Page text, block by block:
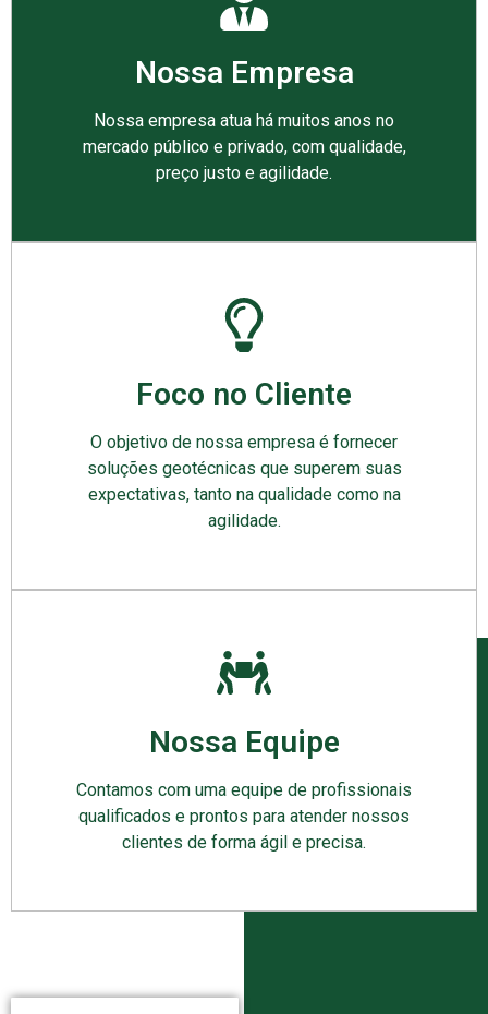
Nossa Empresa
Nossa empresa atua há muitos anos no
mercado público e privado, com qualidade,
preço justo e agilidade.
Foco no Cliente
O objetivo de nossa empresa é fornecer
soluções geotécnicas que superem suas
expectativas, tanto na qualidade como na
agilidade.
Nossa Equipe
Contamos com uma equipe de profissionais
qualificados e prontos para atender nossos
clientes de forma ágil e precisa.